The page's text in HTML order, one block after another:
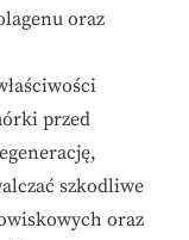
oraz
przed
szkodliwe
oraz